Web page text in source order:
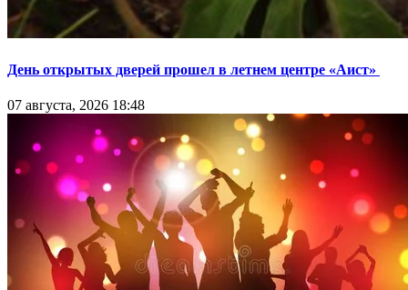
День открытых дверей прошел в летнем центре «Аист»
07 августа, 2026 18:48